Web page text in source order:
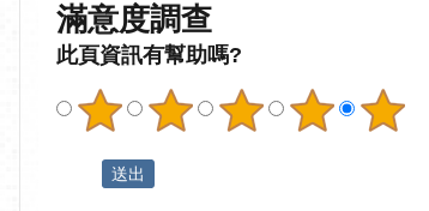
滿意度調查
此頁資訊有幫助嗎?